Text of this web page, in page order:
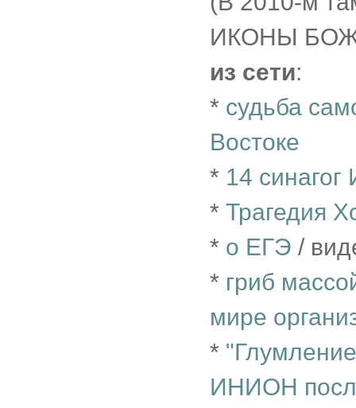
ИКОНЫ
из сети:
* судьба
Востоке
* 14
* Трагедия
* о ЕГЭ /
* гриб
мире
*
ИНИОН